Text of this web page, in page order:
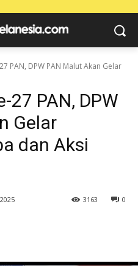
PAN, DPW PAN Malut Akan Gelar
27 PAN, DPW
Gelar
dan Aksi
0
3163